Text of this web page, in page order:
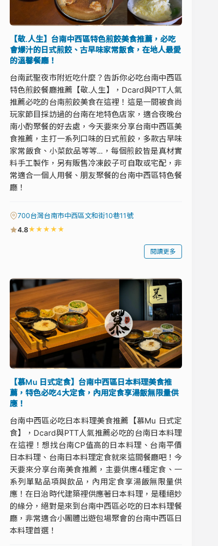
【敬.人生】台南中西區特色煎餃美食推薦，必吃
會爆汁的日式煎餃、古早味家常飯食，在地人最愛
的溫馨餐廳！
台南武聖夜市附近吃什麼？告訴你必吃台南中西區
特色煎餃餐廳推薦【敬.人生】，Dcard與PTT人氣
推薦必吃的台南煎餃美食在這裡！這是一間被食尚
玩家節目採訪過的台南在地特色店家，適合夜晚台
南小酌聚餐的好去處，今天要來分享台南中西區美
食推薦，主打一系列口味的日式煎餃，多款古早味
家常飯食、小菜飲品等等...，每個煎餃皆是真材實
料手工製作，另有販售冷凍餃子可自取或宅配，非
常適合一個人用餐、朋友聚餐的台南中西區特色餐
廳！
700台灣台南市中西區文和街10巷11號
4.8★★★★★
閱讀更多
【慕Mu 日式定食】台南中西區日本料理美食推
薦，特色必吃4大定食，內用定食享湯飯無限量供
應！
台南中西區必吃日本料理美食推薦【慕Mu 日式定
食】，Dcard與PTT人氣推薦必吃的台南日本料理
在這裡！想找台南CP值高的日本料理、台南平價
日本料理、台南日本料理定食就來這間餐廳吧！今
天要來分享台南美食推薦，主要供應4種定食、一
系列單點品項與飲品，內用定食享湯飯無限量供
應！在日治時代建築裡供應著日本料理，是種絕妙
的緣分，絕對是來到台南中西區必吃的日本料理餐
廳，非常適合小團體出遊包場聚會的台南中西區日
本料理首選！